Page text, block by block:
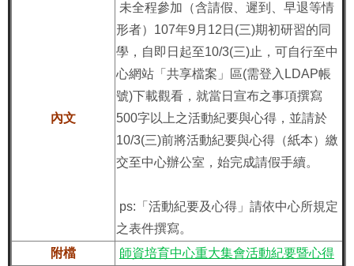
內文
未全程參加（含請假、遲到、早退等情
形者）107年9月12日(三)期初研習的同
學，自即日起至10/3(三)止，可自行至中
心網站「共享檔案」區(需登入LDAP帳
號)下載觀看，就當日宣布之事項撰寫
500字以上之活動紀要與心得，並請於
10/3(三)前將活動紀要與心得（紙本）繳
交至中心辦公室，始完成請假手續。
ps:「活動紀要及心得」請依中心所規定
之表件撰寫。
附檔
師資培育中心重大集會活動紀要暨心得